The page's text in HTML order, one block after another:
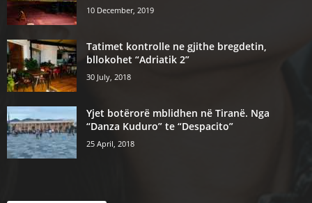
10 December, 2019
Tatimet kontrolle ne gjithe bregdetin,
bllokohet “Adriatik 2”
30 July, 2018
Yjet botërorë mblidhen në Tiranë. Nga
“Danza Kuduro” te “Despacito”
25 April, 2018